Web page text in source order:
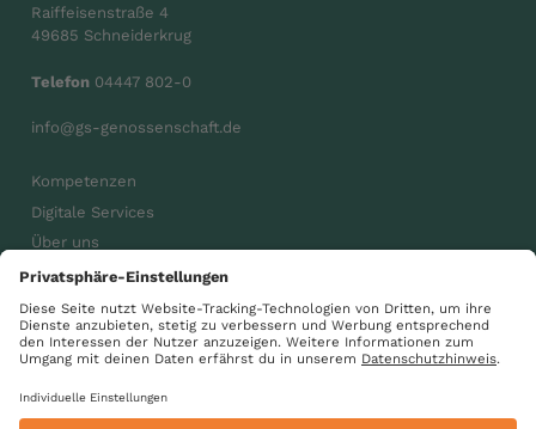
Raiffeisenstraße 4
49685 Schneiderkrug
Telefon 04447 802-0
info@gs-genossenschaft.de
Kompetenzen
Digitale Services
Über uns
Karriere
Aktuelles
gsdiegenossenschaft
GS Gemeinsam wachsen